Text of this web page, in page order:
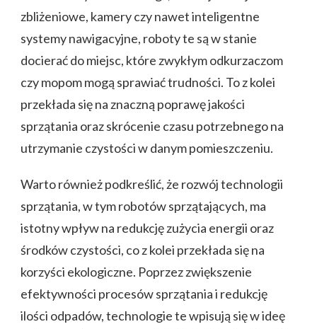
zbliżeniowe, kamery czy nawet inteligentne
systemy nawigacyjne, roboty te są w stanie
docierać do miejsc, które zwykłym odkurzaczom
czy mopom mogą sprawiać trudności. To z kolei
przekłada się na znaczną poprawę jakości
sprzątania oraz skrócenie czasu potrzebnego na
utrzymanie czystości w danym pomieszczeniu.
Warto również podkreślić, że rozwój technologii
sprzątania, w tym robotów sprzątających, ma
istotny wpływ na redukcję zużycia energii oraz
środków czystości, co z kolei przekłada się na
korzyści ekologiczne. Poprzez zwiększenie
efektywności procesów sprzątania i redukcję
ilości odpadów, technologie te wpisują się w ideę